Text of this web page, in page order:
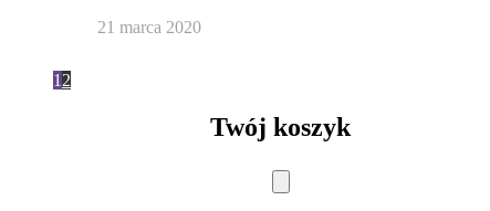
21 marca 2020
1 2
Twój koszyk